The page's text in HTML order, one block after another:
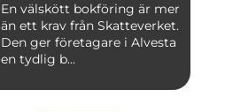
En välskött bokföring är mer
än ett krav från Skatteverket.
Den ger företagare i Alvesta
en tydlig b...